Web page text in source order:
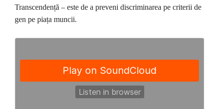
Transcendență – este de a preveni discriminarea pe criterii de
gen pe piața muncii.